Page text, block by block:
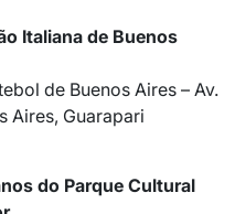
Italiana de Buenos
de Buenos Aires – Av.
Aires, Guarapari
do Parque Cultural